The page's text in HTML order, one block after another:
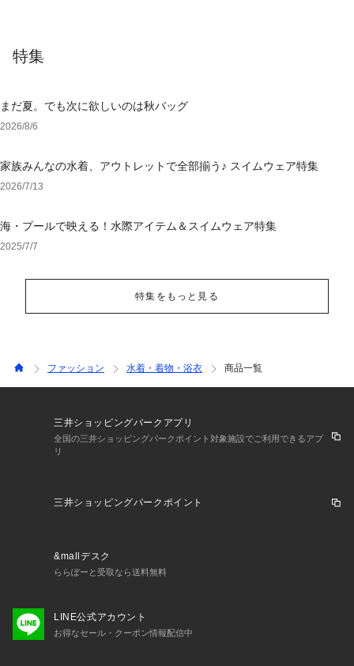
特集
まだ夏。でも次に欲しいのは秋バッグ
2026/8/6
家族みんなの水着、アウトレットで全部揃う♪ スイムウェア特集
2026/7/13
海・プールで映える！水際アイテム＆スイムウェア特集
2025/7/7
特集をもっと見る
ファッション 水着・着物・浴衣 商品一覧
三井ショッピングパークアプリ
全国の三井ショッピングパークポイント対象施設でご利用できるアプ
リ
三井ショッピングパークポイント
&mallデスク
ららぽーと受取なら送料無料
LINE公式アカウント
お得なセール・クーポン情報配信中